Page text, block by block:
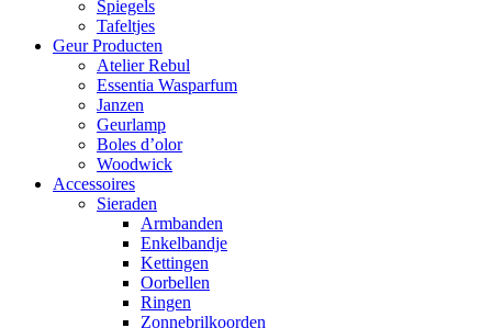
Spiegels
Tafeltjes
Geur Producten
Atelier Rebul
Essentia Wasparfum
Janzen
Geurlamp
Boles d’olor
Woodwick
Accessoires
Sieraden
Armbanden
Enkelbandje
Kettingen
Oorbellen
Ringen
Zonnebrilkoorden